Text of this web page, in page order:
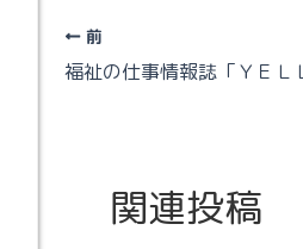
前
関連投稿